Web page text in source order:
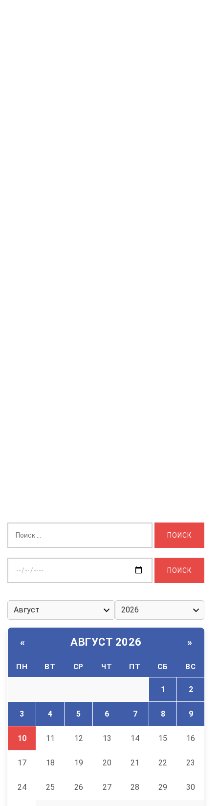
дату:
« АВГУСТ 2026 »
ПН ВТ СР ЧТ ПТ СБ ВС
1 2
3 4 5 6 7 8 9
10 11 12 13 14 15 16
17 18 19 20 21 22 23
24 25 26 27 28 29 30